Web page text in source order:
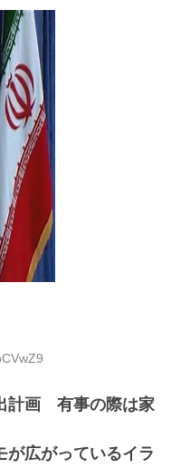
計画 有事の際は家
が広がっているイラ